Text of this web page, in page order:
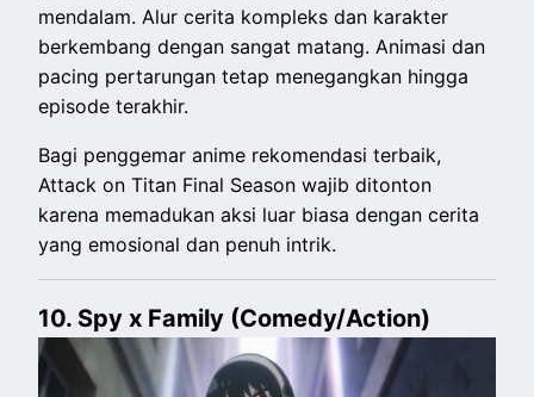
mendalam. Alur cerita kompleks dan karakter
berkembang dengan sangat matang. Animasi dan
pacing pertarungan tetap menegangkan hingga
episode terakhir.
Bagi penggemar anime rekomendasi terbaik,
Attack on Titan Final Season wajib ditonton
karena memadukan aksi luar biasa dengan cerita
yang emosional dan penuh intrik.
10. Spy x Family (Comedy/Action)